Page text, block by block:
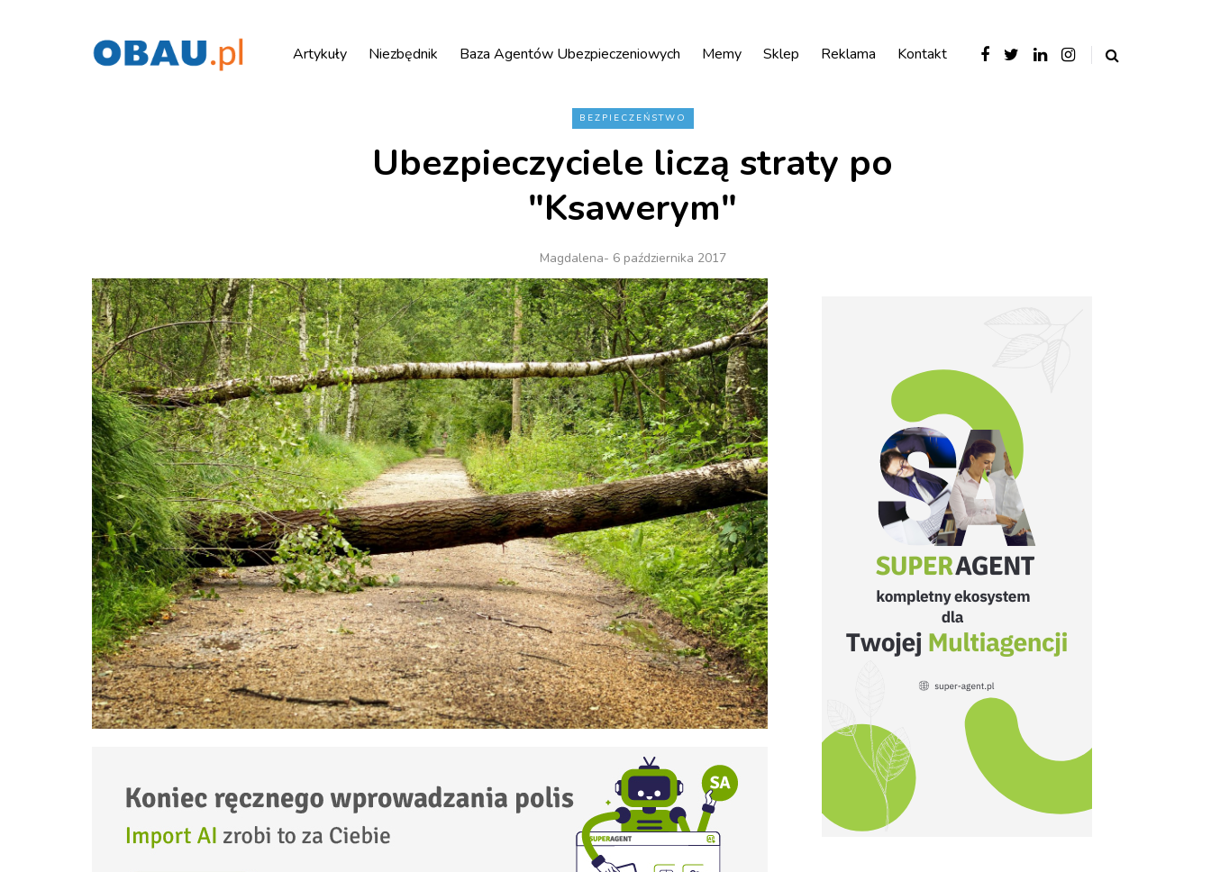
Artykuły Niezbędnik Baza Agentów Ubezpieczeniowych Memy Sklep Reklama Kontakt
BEZPIECZEŃSTWO
Ubezpieczyciele liczą straty po
"Ksawerym"
Magdalena- 6 października 2017